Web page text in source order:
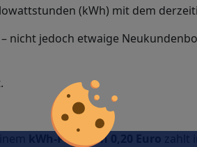
(kWh) mit dem
nicht jedoch etwaige
kWh-Preis von 0,20 Euro zahlt